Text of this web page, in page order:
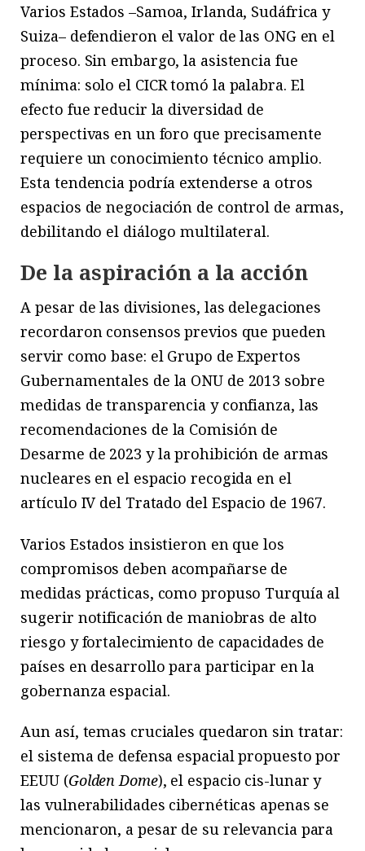
Varios Estados –Samoa, Irlanda, Sudáfrica y
Suiza– defendieron el valor de las ONG en el
proceso. Sin embargo, la asistencia fue
mínima: solo el CICR tomó la palabra. El
efecto fue reducir la diversidad de
perspectivas en un foro que precisamente
requiere un conocimiento técnico amplio.
Esta tendencia podría extenderse a otros
espacios de negociación de control de armas,
debilitando el diálogo multilateral.
De la aspiración a la acción
A pesar de las divisiones, las delegaciones
recordaron consensos previos que pueden
servir como base: el Grupo de Expertos
Gubernamentales de la ONU de 2013 sobre
medidas de transparencia y confianza, las
recomendaciones de la Comisión de
Desarme de 2023 y la prohibición de armas
nucleares en el espacio recogida en el
artículo IV del Tratado del Espacio de 1967.
Varios Estados insistieron en que los
compromisos deben acompañarse de
medidas prácticas, como propuso Turquía al
sugerir notificación de maniobras de alto
riesgo y fortalecimiento de capacidades de
países en desarrollo para participar en la
gobernanza espacial.
Aun así, temas cruciales quedaron sin tratar:
el sistema de defensa espacial propuesto por
EEUU (Golden Dome), el espacio cis-lunar y
las vulnerabilidades cibernéticas apenas se
mencionaron, a pesar de su relevancia para